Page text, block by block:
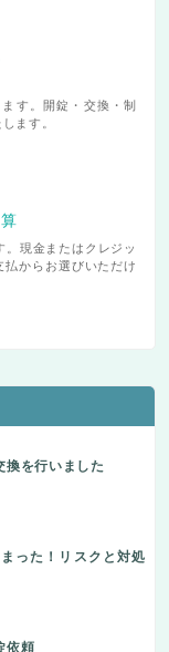
す。開錠・交換・制
ます。
現金またはクレジッ
からお選びいただけ
換を行いました
った！リスクと対処
依頼